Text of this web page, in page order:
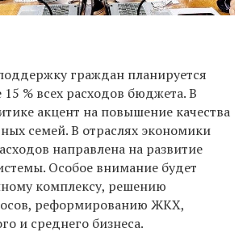
граждан планируется
15 % всех расходов бюджета. В
акцент на повышение качества
семей. В отраслях экономики
направлена на развитие
Особое внимание будет
комплексу, решению
реформированию ЖКХ,
и среднего бизнеса.